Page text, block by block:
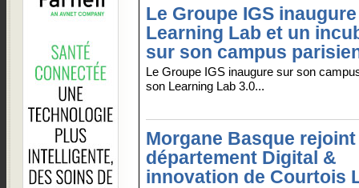
Le Groupe IGS
Learning Lab et un
sur son campus
Le Groupe IGS inaugure sur son
son Learning Lab 3.0...
Morgane Basque rejoint
département Digital &
innovation de Courtois